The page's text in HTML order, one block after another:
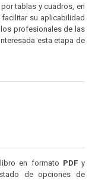
tablas y cuadros, en
su aplicabilidad
profesionales de las
esta etapa de
en formato PDFy
de opciones de